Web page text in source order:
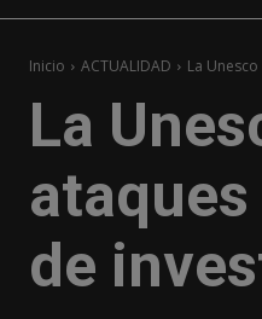
Inicio ACTUALIDAD La
La
de